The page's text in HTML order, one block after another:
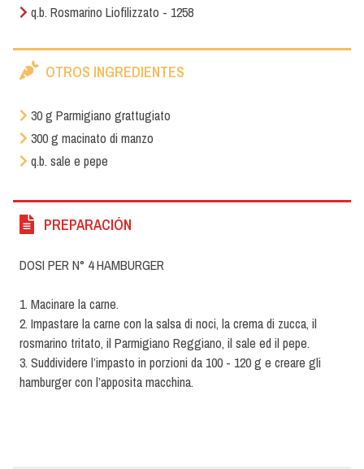
q.b. Rosmarino Liofilizzato - 1258
OTROS INGREDIENTES
30 g Parmigiano grattugiato
300 g macinato di manzo
q.b. sale e pepe
PREPARACIÓN
DOSI PER N° 4 HAMBURGER
1. Macinare la carne.
2. Impastare la carne con la salsa di noci, la crema di zucca, il
rosmarino tritato, il Parmigiano Reggiano, il sale ed il pepe.
3. Suddividere l’impasto in porzioni da 100 - 120 g e creare gli
hamburger con l’apposita macchina.